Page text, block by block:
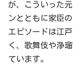
が、こういった
ンとともに家臣
エピソードは江
く、歌舞伎や浄
ています。